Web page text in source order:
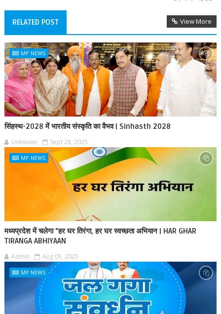
RELATED POST View More
MP NEWS
सिंहस्थ-2028 में भारतीय संस्कृति का वैभव | Sinhasth 2028
Unknown Sept 28, 2025
MP NEWS
मध्यप्रदेश में चलेगा "हर घर तिरंगा, हर घर स्वच्छता अभियान | HAR GHAR
TIRANGA ABHIYAAN
Admin Aug 05, 2025
MP NEWS